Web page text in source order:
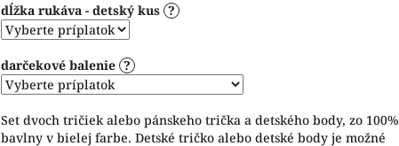
dĺžka rukáva - detský kus ?
darčekové balenie ?
Set dvoch tričiek alebo pánskeho trička a detského body, zo 100%
bavlny v bielej farbe. Detské tričko alebo detské body je možné